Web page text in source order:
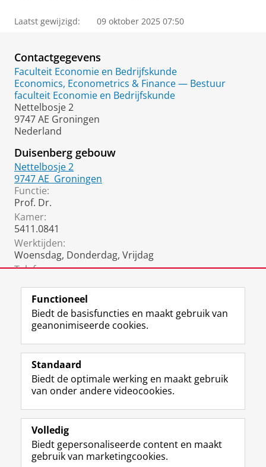
Laatst gewijzigd: 09 oktober 2025 07:50
Contactgegevens
Faculteit Economie en Bedrijfskunde
Economics, Econometrics & Finance — Bestuur
faculteit Economie en Bedrijfskunde
Nettelbosje 2
9747 AE Groningen
Nederland
Duisenberg gebouw
Nettelbosje 2
9747 AE Groningen
Functie:
Prof. Dr.
Kamer:
5411.0841
Werktijden:
Woensdag, Donderdag, Vrijdag
Telefoon:
Volg de RUG
F
a
e
b
o
p
a
L
i
k
e
I
-
p
R
S
-
f
e
R
I
n
t
r
m
Y
o
T
e
k
Studiekiezers
Alumni
Over ons
Functioneel
Biedt de basisfuncties en maakt gebruik van
geanonimiseerde cookies.
Standaard
Biedt de optimale werking en maakt gebruik
van onder andere videocookies.
Volledig
Biedt gepersonaliseerde content en maakt
gebruik van marketingcookies.